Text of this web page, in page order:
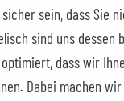
sein, dass Sie
sind uns dessen
dass wir
Dabei machen